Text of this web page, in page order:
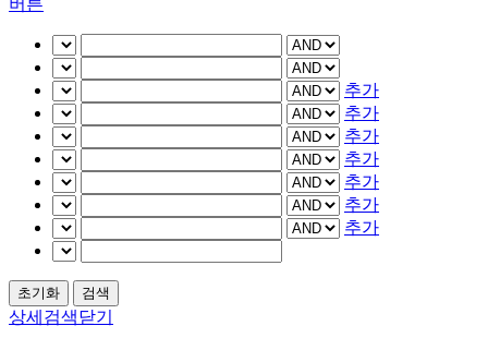
버튼
추가
추가
추가
추가
추가
추가
추가
상세검색닫기